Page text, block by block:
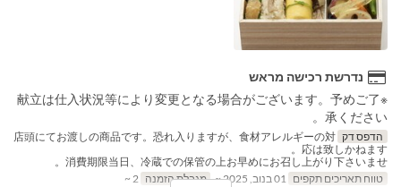
נדרשת רכישה מראש
※献立は仕入状況等により変更となる場合がございます。予めご了
承ください。
הדפס דק 店頭にてお渡しの商品です。恐れ入りますが、食材アレルギーの対
応は致しかねます。
消費期限当日、冷蔵での保管の上お早めにお召し上がり下さいませ。
טווח תאריכים תקפים
מגבלת הזמנה